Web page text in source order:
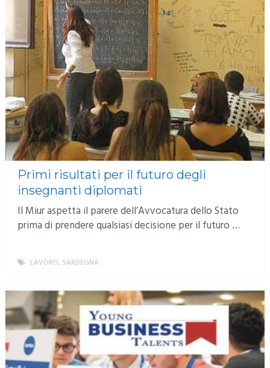
Primi risultati per il futuro degli
insegnanti diplomati
Il Miur aspetta il parere dell’Avvocatura dello Stato
prima di prendere qualsiasi decisione per il futuro …
LAVORO, SARDEGNA